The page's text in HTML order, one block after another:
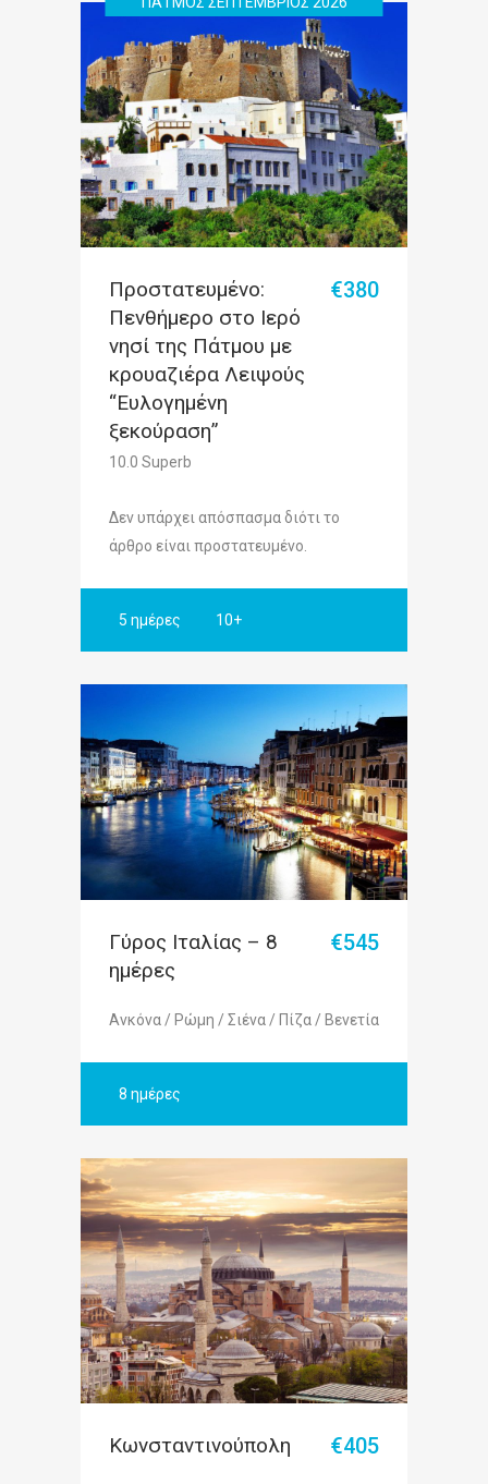
Πρoστατευμένο:
Πενθήμερο στο Ιερό
νησί της Πάτμου με
κρουαζιέρα Λειψούς
“Ευλογημένη
ξεκούραση”
€380
10.0 Superb
Δεν υπάρχει απόσπασμα διότι το
άρθρο είναι προστατευμένο.
5 ημέρες 10+
Γύρος Ιταλίας – 8
ημέρες
€545
Ανκόνα / Ρώμη / Σιένα / Πίζα / Βενετία
8 ημέρες
Κωνσταντινούπολη €405